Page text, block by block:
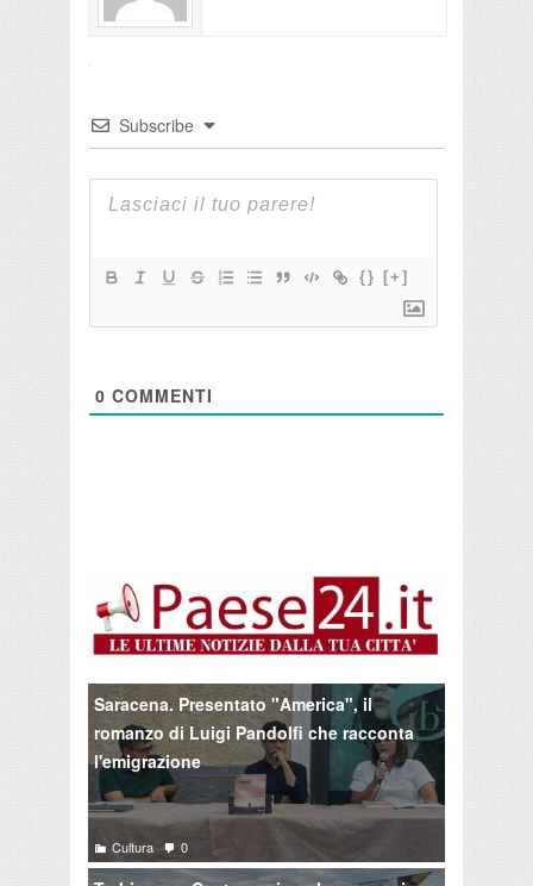
Subscribe
{} [+]
0 COMMENTI
Saracena. Presentato "America", il
romanzo di Luigi Pandolfi che racconta
l'emigrazione
Cultura 0